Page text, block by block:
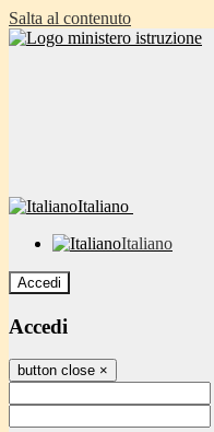
Salta al contenuto
Italiano
Italiano
Accedi
Accedi
button close ×